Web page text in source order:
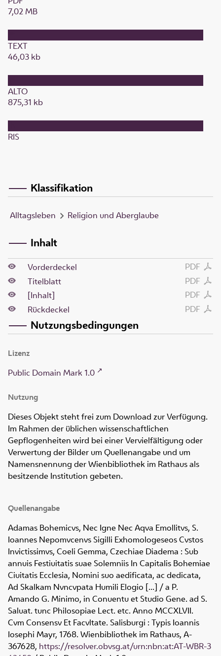
7,02 MB
TEXT
46,03 kb
ALTO
875,31 kb
RIS
Klassifikation
Alltagsleben Religion und Aberglaube
Inhalt
PDF
Vorderdeckel
PDF
Titelblatt
PDF
[Inhalt]
PDF
Rückdeckel
Nutzungsbedingungen
Lizenz
Public Domain Mark 1.0
Nutzung
Dieses Objekt steht frei zum Download zur Verfügung.
Im Rahmen der üblichen wissenschaftlichen
Gepflogenheiten wird bei einer Vervielfältigung oder
Verwertung der Bilder um Quellenangabe und um
Namensnennung der Wienbibliothek im Rathaus als
besitzende Institution gebeten.
Quellenangabe
Adamas Bohemicvs, Nec Igne Nec Aqva Emollitvs, S.
Ioannes Nepomvcenvs Sigilli Exhomologeseos Cvstos
Invictissimvs, Coeli Gemma, Czechiae Diadema : Sub
annuis Festiuitatis suae Solemniis In Capitalis Bohemiae
Ciuitatis Ecclesia, Nomini suo aedificata, ac dedicata,
Ad Skalkam Nvncvpata Humili Elogio [...] / a P.
Amando G. Minimo, in Conuentu et Studio Gene. ad S.
Saluat. tunc Philosopiae Lect. etc. Anno MCCXLVII.
Cvm Consensv Et Facvltate. Salisburgi : Typis Ioannis
Iosephi Mayr, 1768. Wienbibliothek im Rathaus, A-
367628, https://resolver.obvsg.at/urn:nbn:at:AT-WBR-3